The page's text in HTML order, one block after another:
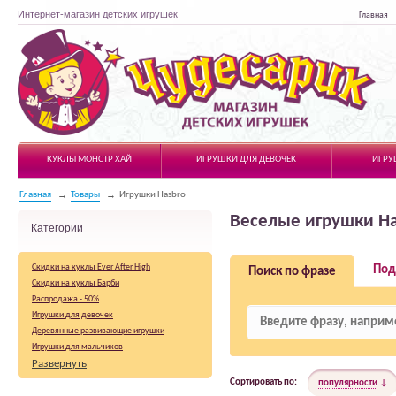
Интернет-магазин детских игрушек Главная
Чудесарик
КУКЛЫ МОНСТР ХАЙ
ИГРУШКИ ДЛЯ ДЕВОЧЕК
Главная Товары Игрушки Hasbro
Категории
Скидки на куклы Ever After High
Скидки на куклы Барби
Распродажа - 50%
Игрушки для девочек
Деревянные развивающие игрушки
Игрушки для мальчиков
Обучающие интерактивные игрушки
Игрушки SpyNet
Развернуть
Веселые игрушки
Поиск по фразе
Сортировать по: популярности